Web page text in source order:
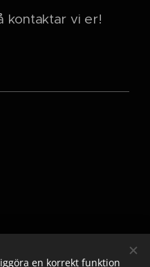
kontaktar vi er!
en korrekt funktion